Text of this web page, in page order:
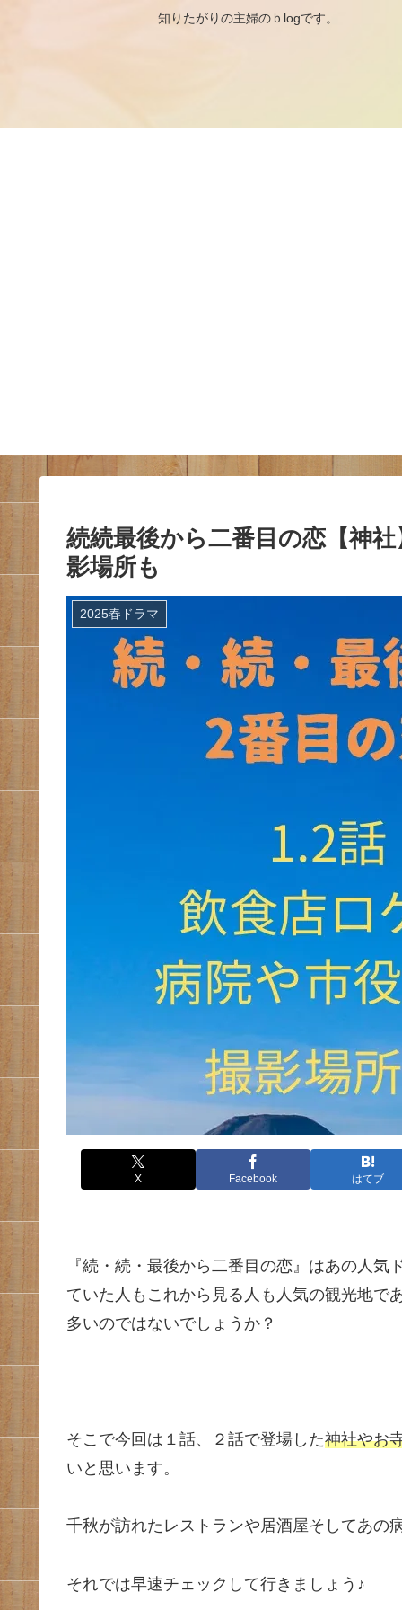
知りたがりの主婦の
続続最後から二番目の恋【神
影場所も
2025春ドラマ
X Facebook はてブ
『続・続・最後から二番目の恋』はあの人
ていた人もこれから見る人も人気の観光地で
多いのではないでしょうか？
そこで今回は１話、２話で登場した神社やお
いと思います。
千秋が訪れたレストランや居酒屋そしてあの
それでは早速チェックして行きましょう♪